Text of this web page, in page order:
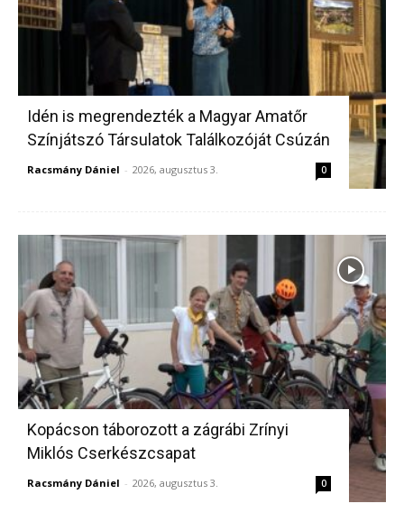
Idén is megrendezték a Magyar Amatőr
Színjátszó Társulatok Találkozóját Csúzán
Racsmány Dániel - 2026, augusztus 3. 0
Kopácson táborozott a zágrábi Zrínyi
Miklós Cserkészcsapat
Racsmány Dániel - 2026, augusztus 3. 0